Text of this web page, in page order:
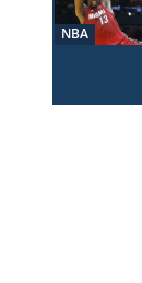
NBA